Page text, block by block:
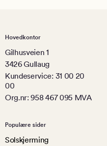
Hovedkontor
Gilhusveien 1
3426 Gullaug
Kundeservice: 31 00 20
00
Org.nr: 958 467 095 MVA
Populære sider
Solskjerming